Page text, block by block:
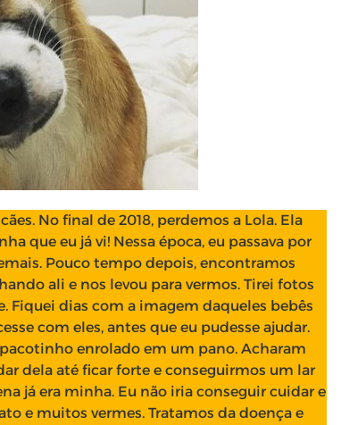
No final de 2018, perdemos a Lola. Ela
que eu já vi! Nessa época, eu passava por
Pouco tempo depois, encontramos
ali e nos levou para vermos. Tirei fotos
Fiquei dias com a imagem daqueles bebês
com eles, antes que eu pudesse ajudar.
enrolado em um pano. Acharam
dela até ficar forte e conseguirmos um lar
já era minha. Eu não iria conseguir cuidar e
e muitos vermes. Tratamos da doença e